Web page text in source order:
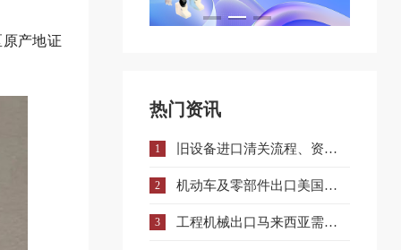
产地证
热门资讯
1 旧设备进口清关流程、资料、时间与避坑指南
2 机动车及零部件出口美国注意：DOT认证全流程与合规要点详解
3 工程机械出口马来西亚需要什么手续和证件？